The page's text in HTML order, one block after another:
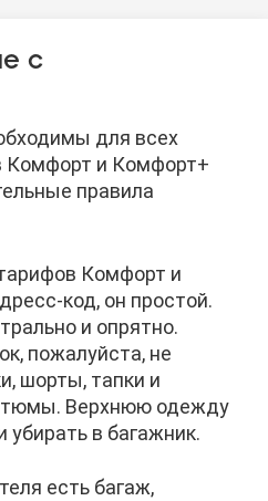
с
для всех
Комфорт и Комфорт+
правила
Комфорт и
код, он простой.
и опрятно.
пожалуйста, не
шорты, тапки и
Верхнюю одежду
убирать в багажник.
есть багаж,